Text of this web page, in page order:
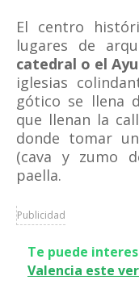
El centro
lugares de
catedral o el
iglesias
gótico se llena
que llenan la
donde tomar
(cava y zumo
paella.
Publicidad
Te puede
Valencia este